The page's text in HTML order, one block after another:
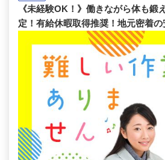
《未経験OK！》働きながら体も鍛
定！有給休暇取得推奨！地元密着の